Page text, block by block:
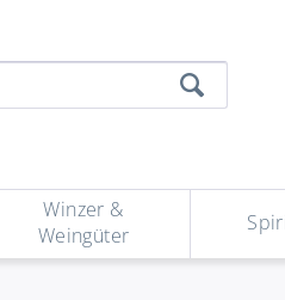
Winzer &
Weingüter